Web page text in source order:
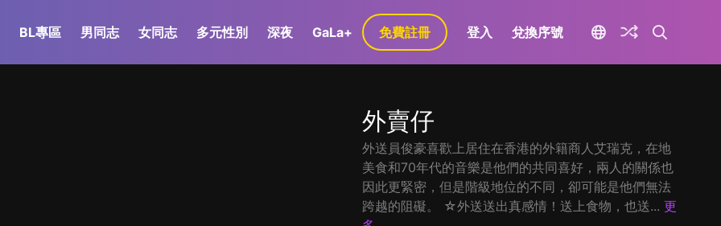
BL專區 男同志 女同志 多元性別 深夜 GaLa+ 免費註冊 登入 兌換序號
外賣仔
外送員俊豪喜歡上居住在香港的外籍商人艾瑞克，在地
美食和70年代的音樂是他們的共同喜好，兩人的關係也
因此更緊密，但是階級地位的不同，卻可能是他們無法
跨越的阻礙。 ☆外送送出真感情！送上食物，也送... 更